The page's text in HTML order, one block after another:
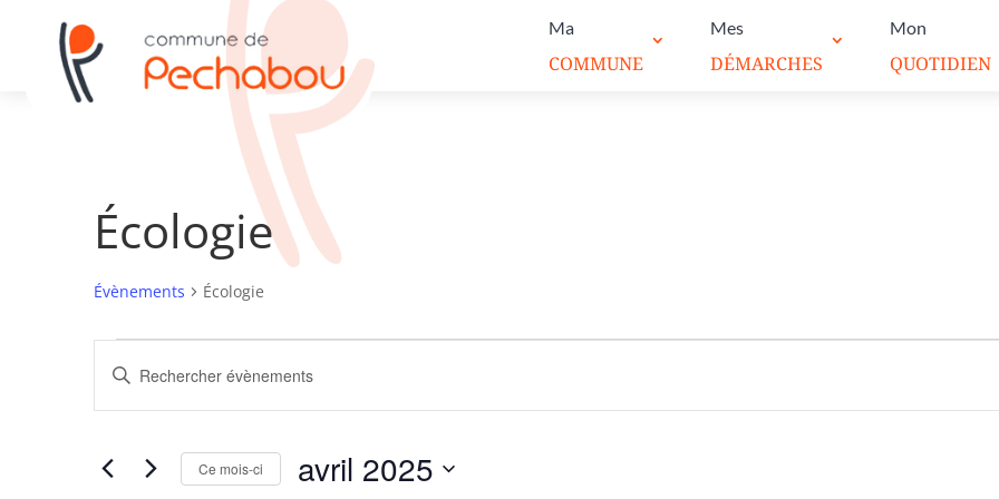
Ma
COMMUNE
Mes
DÉMARCHES
Mon
QUOTIDIEN
Écologie
Évènements Écologie
Évènements
Recherche
et
navigation
vues
Saisir
clé.
Évènements
Ce mois-ci avril 2025